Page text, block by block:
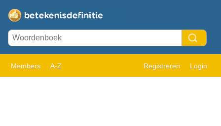
Members A-Z Registreren Login